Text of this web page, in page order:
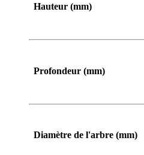
Hauteur (mm)
De
Profondeur (mm)
Diamètre de l'arbre (mm)